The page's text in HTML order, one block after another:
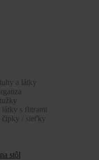
a látky
látky s flitrami
čipky / sieťky
stôl